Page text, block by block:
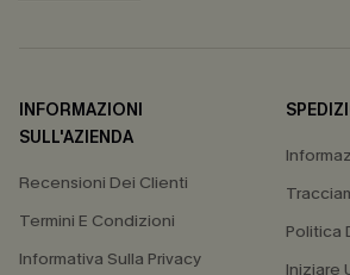
INFORMAZIONI
SULL'AZIENDA
Recensioni Dei Clienti
Termini E Condizioni
Informativa Sulla Privacy
Politica
Iniziare